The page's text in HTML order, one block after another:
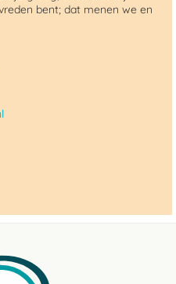
bent; dat menen we en